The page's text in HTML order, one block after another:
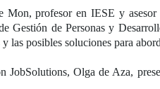
profesor en IESE y asesor
Gestión de Personas y
las posibles soluciones para
Olga de Aza,